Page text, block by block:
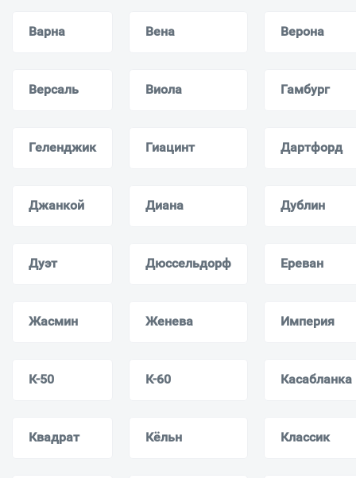
Варна Вена Верона
Версаль Виола Гамбург
Геленджик Гиацинт Дартфорд
Джанкой Диана Дублин
Дуэт Дюссельдорф Ереван
Жасмин Женева Империя
К-50 К-60 Касабланка
Квадрат Кёльн Классик